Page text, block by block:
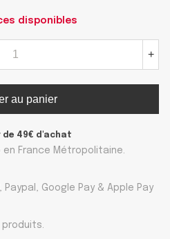
disponibles
+
au panier
49€ d'achat
en France Métropolitaine.
Paypal, Google Pay & Apple Pay